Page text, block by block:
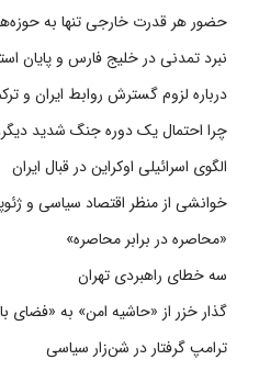
حضور هر قدرت خارجی تنها به
نبرد تمدنی در خلیج فارس و پایان
درباره لزوم گسترش روابط ایران و
چرا احتمال یک دوره جنگ شدید دیگر،
الگوی اسرائیلی اوکراین در قبال ایران
خوانشی از منظر اقتصاد سیاسی و
«محاصره در برابر محاصره»
سه خطای راهبردی تهران
گذار خزر از «حاشیه امن» به «فضای
ترامپ گرفتار در شن‌زار سیاسی